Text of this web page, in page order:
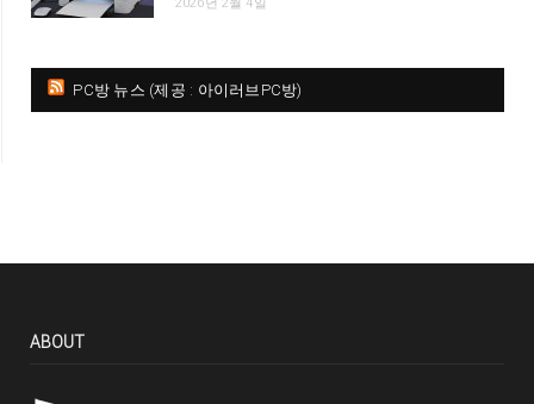
PC방 뉴스 (제공 : 아이러브PC방)
ABOUT